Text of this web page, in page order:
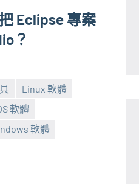
Eclipse 專案
？
Linux 軟體
軟體
軟體